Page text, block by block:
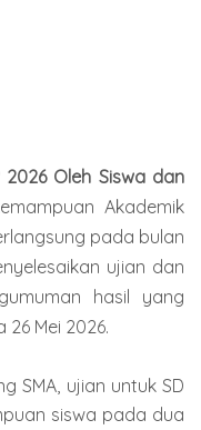
2026 Oleh Siswa dan
Akademik
pada bulan
ujian dan
hasil yang
Mei 2026.
SMA, ujian untuk SD
siswa pada dua